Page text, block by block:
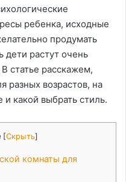
ребенка, исходные
продумать
дети растут очень
статье расскажем,
разных возрастов, на
и какой выбрать стиль.
[Скрыть]
комнаты для